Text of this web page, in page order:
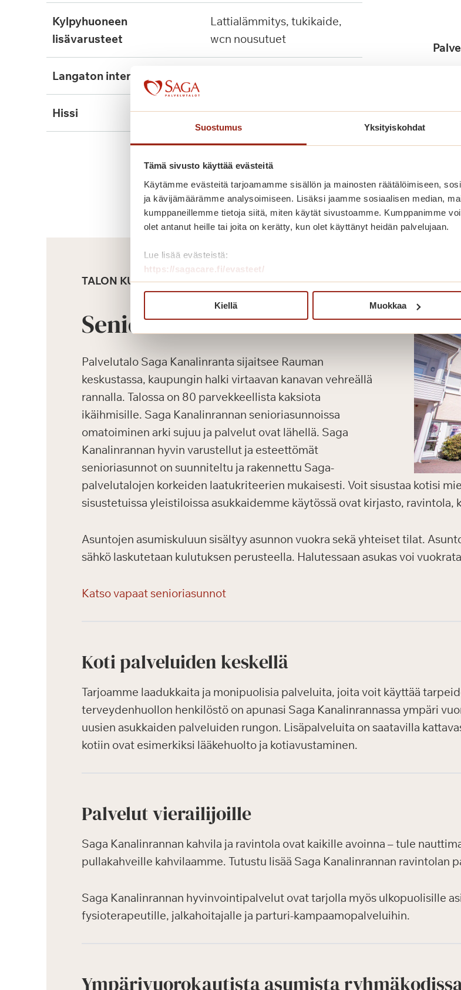
Suostumus Yksityiskohdat
Tämä sivusto käyttää evästeitä
Käytämme evästeitä tarjoamamme sisällön ja mainosten räätälöimiseen,
ja kävijämäärämme analysoimiseen. Lisäksi jaamme sosiaalisen median,
kumppaneillemme tietoja siitä, miten käytät sivustoamme. Kumppanimme
olet antanut heille tai joita on kerätty, kun olet käyttänyt heidän palvelujaan.
Lue lisää evästeistä:
https://sagacare.fi/evasteet/
Kiellä Muokkaa
kylpyhuoneen
lisävarusteet
lattialämmitys, tukikaide,
wcn nousutuet
langaton internet
hissi kyllä, 4kpl
TALON KUVAUS
Senioriasunnot
Palvelutalo Saga Kanalinranta sijaitsee Rauman
keskustassa, kaupungin halki virtaavan kanavan vehreällä
rannalla. Talossa on 80 parvekkeellista kaksiota
ikäihmisille. Saga Kanalinrannan senioriasunnoissa
omatoiminen arki sujuu ja palvelut ovat lähellä. Saga
Kanalinrannan hyvin varustellut ja esteettömät
senioriasunnot on suunniteltu ja rakennettu Saga-
palvelutalojen korkeiden laatukriteerien mukaisesti. Voit sisustaa kotisi
sisustetuissa yleistiloissa asukkaidemme käytössä ovat kirjasto, ravintola,
Asuntojen asumiskuluun sisältyy asunnon vuokra sekä yhteiset tilat.
sähkö laskutetaan kulutuksen perusteella. Halutessaan asukas voi
Katso vapaat senioriasunnot
Koti palveluiden keskellä
Tarjoamme laadukkaita ja monipuolisia palveluita, joita voit käyttää
terveydenhuollon henkilöstö on apunasi Saga Kanalinrannassa ympäri
uusien asukkaiden palveluiden rungon. Lisäpalveluita on saatavilla
kotiin ovat esimerkiksi lääkehuolto ja kotiavustaminen.
Palvelut vierailijoille
Saga Kanalinrannan kahvila ja ravintola ovat kaikille avoinna – tule
pullakahveille kahvilaamme. Tutustu lisää Saga Kanalinrannan ravintolan
Saga Kanalinrannan hyvinvointipalvelut ovat tarjolla myös ulkopuolisille
fysioterapeutille, jalkahoitajalle ja parturi-kampaamopalveluihin.
Ympärivuorokautista asumista